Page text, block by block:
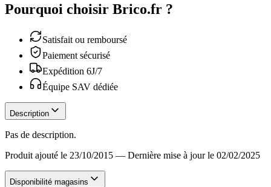
Pourquoi choisir Brico.fr ?
Satisfait ou remboursé
Paiement sécurisé
Expédition 6J/7
Équipe SAV dédiée
Description
Pas de description.
Produit ajouté le 23/10/2015 — Dernière mise à jour le 02/02/2025
Disponibilité magasins